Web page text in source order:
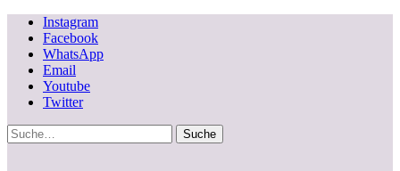
Instagram
Facebook
WhatsApp
Email
Youtube
Twitter
Suche